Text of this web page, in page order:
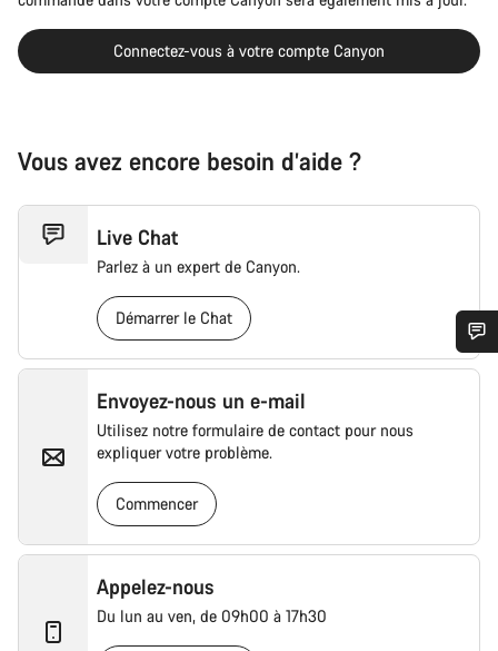
Connectez-vous à votre compte Canyon
Vous avez encore besoin d’aide ?
Live Chat
Parlez à un expert de Canyon.
Démarrer le Chat
Envoyez-nous un e-mail
Utilisez notre formulaire de contact pour nous
expliquer votre problème.
Commencer
Appelez-nous
Du lun au ven, de 09h00 à 17h30
Besoin d’aide ?
Nos experts du service client vous attendent pour
répondre à vos questions.
Démarrer le Chat